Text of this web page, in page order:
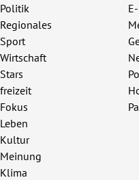
Politik
Regionales
Sport
Wirtschaft
Stars
freizeit
Fokus
Leben
Kultur
Meinung
Klima